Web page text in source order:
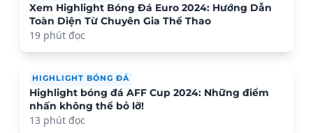
Xem Highlight Bóng Đá Euro 2024: Hướng Dẫn
Toàn Diện Từ Chuyên Gia Thể Thao
19 phút đọc
HIGHLIGHT BÓNG ĐÁ
Highlight bóng đá AFF Cup 2024: Những điểm
nhấn không thể bỏ lỡ!
13 phút đọc